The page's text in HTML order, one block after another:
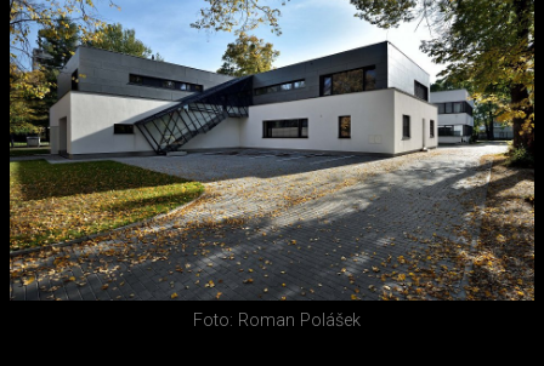
Foto: Roman Polášek